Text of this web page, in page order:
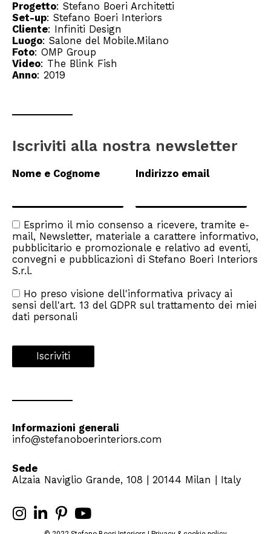
Progetto: Stefano Boeri Architetti
Set-up: Stefano Boeri Interiors
Cliente:
Infiniti Design
Luogo: Salone del Mobile.Milano
Foto: OMP Group
Video: The Blink Fish
Anno: 2019
Iscriviti alla nostra newsletter
Nome e Cognome Indirizzo email
Esprimo il mio consenso a ricevere, tramite e-
mail, Newsletter, materiale a carattere informativo,
pubblicitario e promozionale e relativo ad eventi,
convegni e pubblicazioni di Stefano Boeri Interiors
S.r.l.
Ho preso visione dell'informativa privacyai
sensi dell'art. 13 del GDPR sul trattamento dei miei
dati personali
Informazioni generali
info@stefanoboerinteriors.com
Sede
Alzaia Naviglio Grande, 108 | 20144 Milan | Italy